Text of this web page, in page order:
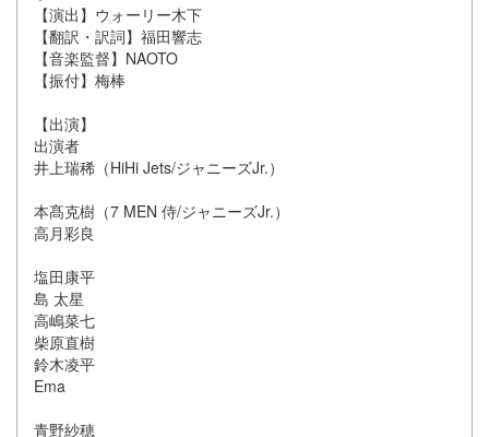
【演出】ウォーリー木下
【翻訳・訳詞】福田響志
【音楽監督】NAOTO
【振付】梅棒
【出演】
出演者
井上瑞稀（HiHi Jets/ジャニーズJr.）
本髙克樹（7 MEN 侍/ジャニーズJr.）
高月彩良
塩田康平
島 太星
高嶋菜七
柴原直樹
鈴木凌平
Ema
青野紗穂